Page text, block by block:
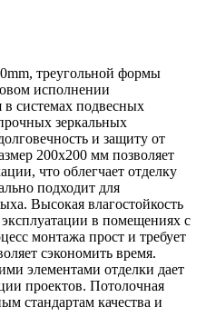
треугольной формы
исполнении
в системах подвесных
зеркальных
и защиту от
200х200 мм позволяет
что облегчает отделку
подходит для
Высокая влагостойкость
в помещениях с
монтажа прост и требует
сэкономить время.
элементами отделки дает
проектов. Потолочная
стандартам качества и